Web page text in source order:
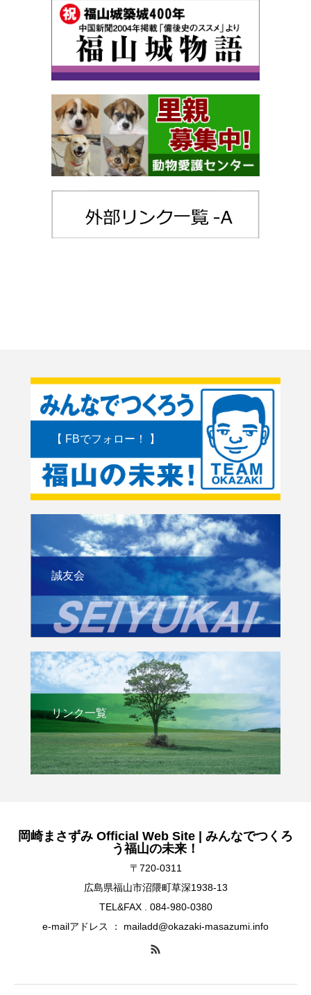
【 FBでフォロー！ 】
誠友会
リンク一覧
岡崎まさずみ Official Web Site | みんなでつくろ
う福山の未来！
〒720-0311
広島県福山市沼隈町草深1938-13
TEL&FAX . 084-980-0380
e-mailアドレス ： mailadd@okazaki-masazumi.info